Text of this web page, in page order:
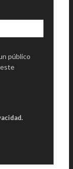
público
.